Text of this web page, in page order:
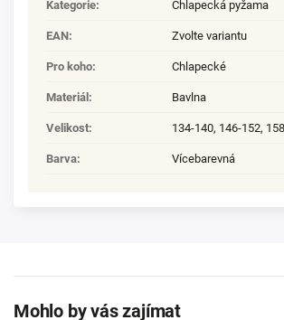
Kategorie: Chlapecká pyžama
EAN: Zvolte variantu
Pro koho: Chlapecké
Materiál : Bavlna
Velikost: 134-140, 146-152,
Barva: Vícebarevná
Mohlo by vás zajímat